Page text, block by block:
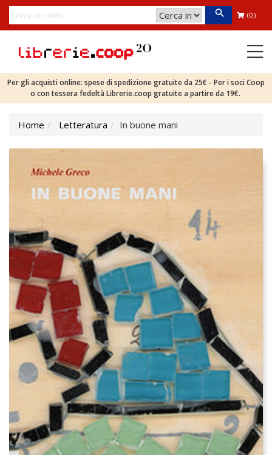
(0)
Per gli acquisti online: spese di spedizione gratuite da 25€ - Per i soci Coop
o con tessera fedeltà Librerie.coop gratuite a partire da 19€.
Home Letteratura In buone mani